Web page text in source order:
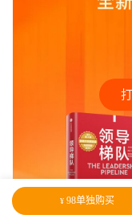
¥ 98单独购买